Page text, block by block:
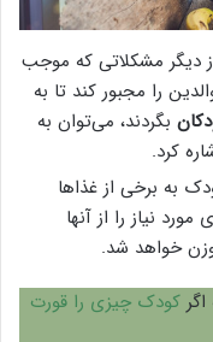
دیگر مشکلاتی که موجب
را مجبور کند تا به
بگردند، می‌توان به
کرد.
به برخی از غذاها
نیاز را از آنها
وزن خواهد شد.
اگرکودک چیزی را قورت